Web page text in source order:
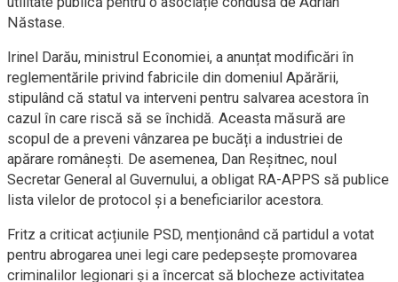
Năstase.
Irinel Darău, ministrul Economiei, a anunțat modificări în
reglementările privind fabricile din domeniul Apărării,
stipulând că statul va interveni pentru salvarea acestora în
cazul în care riscă să se închidă. Aceasta măsură are
scopul de a preveni vânzarea pe bucăți a industriei de
apărare românești. De asemenea, Dan Reșitnec, noul
Secretar General al Guvernului, a obligat RA-APPS să publice
lista vilelor de protocol și a beneficiarilor acestora.
Fritz a criticat acțiunile PSD, menționând că partidul a votat
pentru abrogarea unei legi care pedepsește promovarea
criminalilor legionari și a încercat să blocheze activitatea